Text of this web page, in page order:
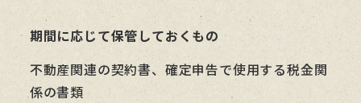
期間に応じて保管しておくもの
不動産関連の契約書、確定申告で使用する税金関
係の書類